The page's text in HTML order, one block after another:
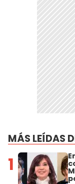
MÁS LEÍDAS
1